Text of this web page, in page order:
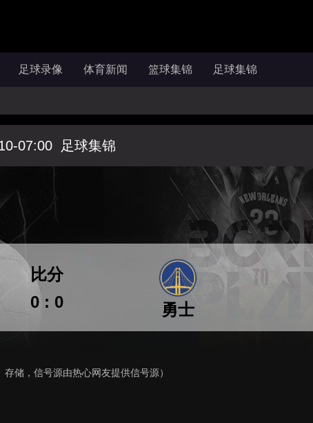
足球录像 体育新闻 篮球集锦 足球集锦
07:00 足球集锦
0 : 0
比分
勇士
储，信号源由热心网友提供信号源）